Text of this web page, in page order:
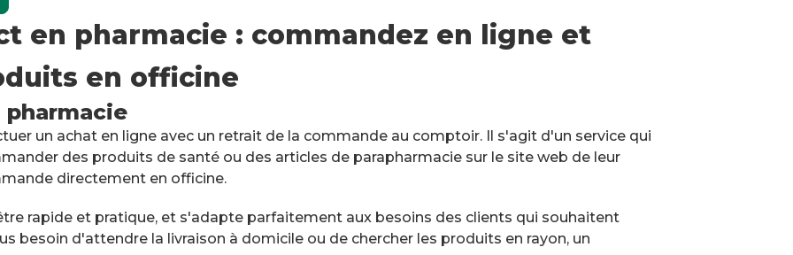
VOUS
Lafayette du
Bains
ITINÉRAIRE
VOUS
en pharmacie : commandez en ligne et
en officine
un achat en ligne avec un retrait de la commande au comptoir. Il s'agit d'un service qui
des produits de santé ou des articles de parapharmacie sur le site web de leur
directement en officine.
rapide et pratique, et s'adapte parfaitement aux besoins des clients qui souhaitent
besoin d'attendre la livraison à domicile ou de chercher les produits en rayon, un